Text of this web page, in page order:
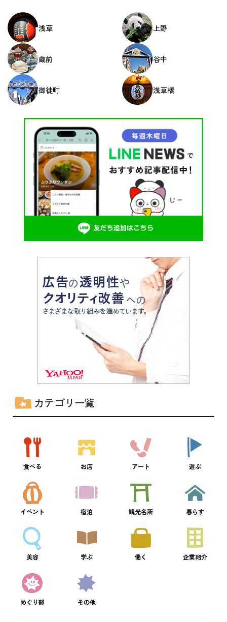
浅草 上野
蔵前 谷中
御徒町 浅草橋
カテゴリ一覧
食べる お店 アート 遊ぶ
イベント 宿泊 観光名所 暮らす
美容 学ぶ 働く 企業紹介
めぐり部 その他